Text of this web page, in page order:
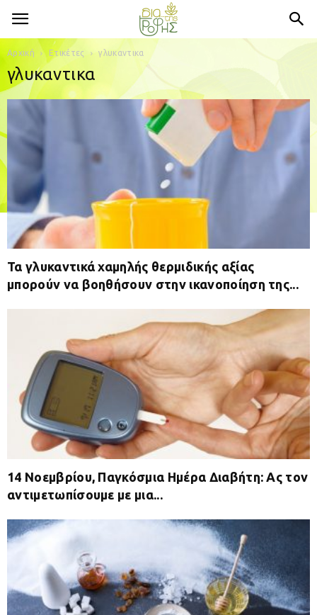
Αρχική Ετικέτες γλυκαντικα
γλυκαντικα
Τα γλυκαντικά χαμηλής θερμιδικής αξίας
μπορούν να βοηθήσουν στην ικανοποίηση της...
14 Νοεμβρίου, Παγκόσμια Ημέρα Διαβήτη: Ας τον
αντιμετωπίσουμε με μια...